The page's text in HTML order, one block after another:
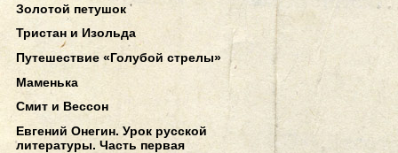
Золотой петушок
Тристан и Изольда
Путешествие «Голубой стрелы»
Маменька
Смит и Вессон
Евгений Онегин. Урок русской
литературы. Часть первая